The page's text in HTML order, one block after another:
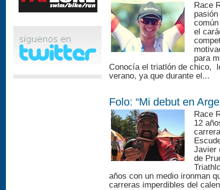
Race
el
para
Conocía el triatlón de chico,
verano, ya que durante el...
Folo: “Mi debut en
Race
12
Javier
de
años con un medio ironman
carreras imperdibles del